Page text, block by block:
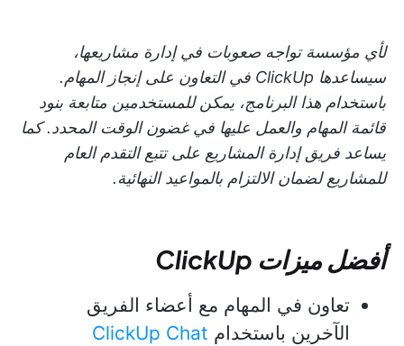
لأي مؤسسة تواجه صعوبات في إدارة مشاريعها،
سيساعدها ClickUp في التعاون على إنجاز المهام.
باستخدام هذا البرنامج، يمكن للمستخدمين متابعة بنود
قائمة المهام والعمل عليها في غضون الوقت المحدد. كما
يساعد فريق إدارة المشاريع على تتبع التقدم العام
للمشاريع لضمان الالتزام بالمواعيد النهائية.
أفضل ميزات ClickUp
تعاون في المهام مع أعضاء الفريق
الآخرين باستخدام ClickUp Chat